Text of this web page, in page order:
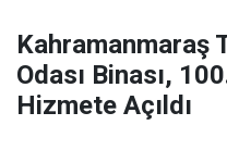
Kahramanmaraş
Odası Binası,
Hizmete Açıldı